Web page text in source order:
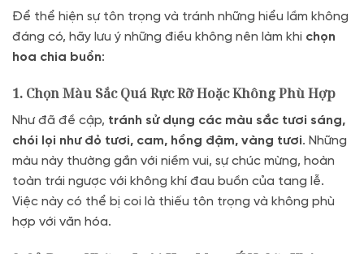
Để thể hiện sự tôn trọng và tránh những hiểu lầm không
đáng có, hãy lưu ý những điều không nên làm khi chọn
hoa chia buồn:
1. Chọn Màu Sắc Quá Rực Rỡ Hoặc Không Phù Hợp
Như đã đề cập, tránh sử dụng các màu sắc tươi sáng,
chói lọi như đỏ tươi, cam, hồng đậm, vàng tươi. Những
màu này thường gắn với niềm vui, sự chúc mừng, hoàn
toàn trái ngược với không khí đau buồn của tang lễ.
Việc này có thể bị coi là thiếu tôn trọng và không phù
hợp với văn hóa.